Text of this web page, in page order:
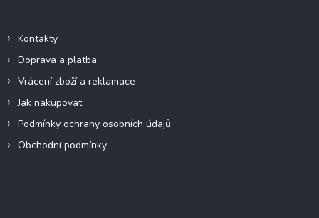
Kontakty
Doprava a platba
Vrácení zboží a reklamace
Jak nakupovat
Podmínky ochrany osobních údajů
Obchodní podmínky